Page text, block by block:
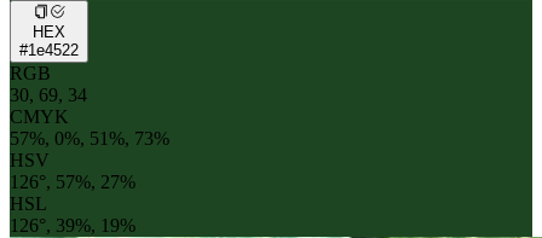
HEX
#1e4522
RGB
30, 69, 34
CMYK
57%, 0%, 51%, 73%
HSV
126°, 57%, 27%
HSL
126°, 39%, 19%